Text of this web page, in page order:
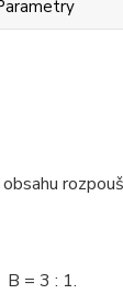
B = 3 : 1.